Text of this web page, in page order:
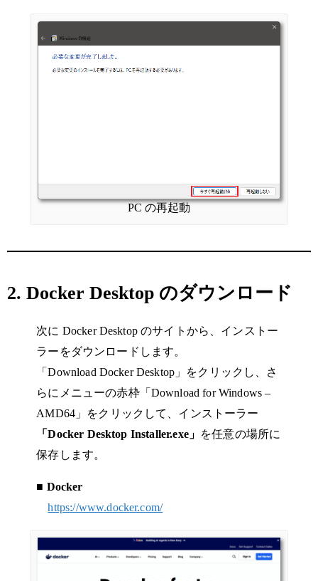
PC の再起動
2. Docker Desktop のダウンロード
次に Docker Desktop のサイトから、インストー
ラーをダウンロードします。
「Download Docker Desktop」をクリックし、さ
らにメニューの赤枠「Download for Windows –
AMD64」をクリックして、インストーラー
「Docker Desktop Installer.exe」 を任意の場所に
保存します。
■ Docker
https://www.docker.com/